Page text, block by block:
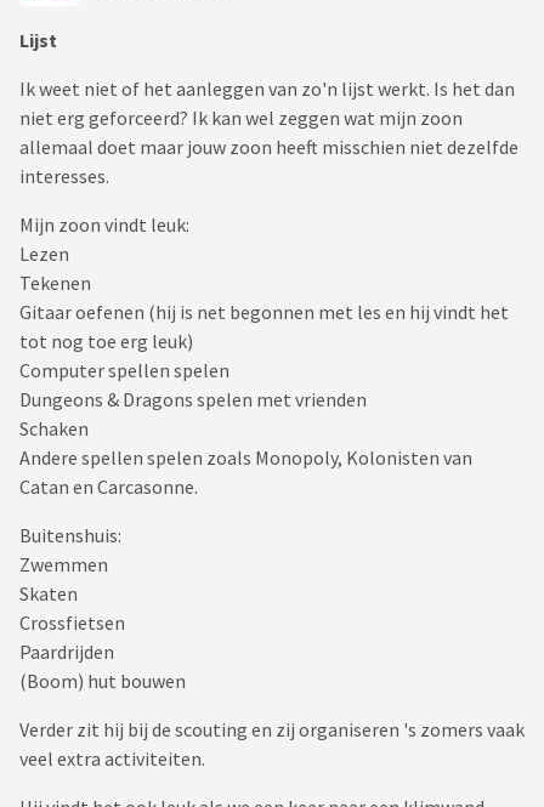
Lijst
Ik weet niet of het aanleggen van zo'n lijst werkt. Is het dan
niet erg geforceerd? Ik kan wel zeggen wat mijn zoon
allemaal doet maar jouw zoon heeft misschien niet dezelfde
interesses.
Mijn zoon vindt leuk:
Lezen
Tekenen
Gitaar oefenen (hij is net begonnen met les en hij vindt het
tot nog toe erg leuk)
Computer spellen spelen
Dungeons & Dragons spelen met vrienden
Schaken
Andere spellen spelen zoals Monopoly, Kolonisten van
Catan en Carcasonne.
Buitenshuis:
Zwemmen
Skaten
Crossfietsen
Paardrijden
(Boom) hut bouwen
Verder zit hij bij de scouting en zij organiseren 's zomers vaak
veel extra activiteiten.